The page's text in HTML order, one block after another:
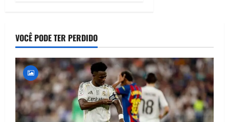
VOCÊ PODE TER PERDIDO